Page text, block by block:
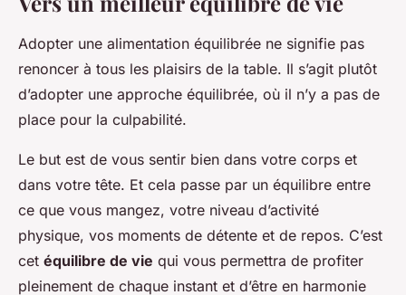
Adopter une alimentation équilibrée ne signifie pas
renoncer à tous les plaisirs de la table. Il s’agit plutôt
d’adopter une approche équilibrée, où il n’y a pas de
place pour la culpabilité.
Le but est de vous sentir bien dans votre corps et
dans votre tête. Et cela passe par un équilibre entre
ce que vous mangez, votre niveau d’activité
physique, vos moments de détente et de repos. C’est
cet équilibre de vie qui vous permettra de profiter
pleinement de chaque instant et d’être en harmonie